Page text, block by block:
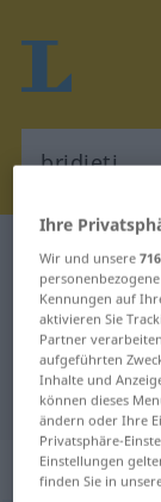
"bridjeti"
"bridjeti"
Ihre
Wir und unsere716
Kennungen auf
aktivieren Sie
Partner
aufgeführten
Inhalte und
können dieses
ändern oder Ihre
Privatsphäre-
Einstellungen
finden Sie in